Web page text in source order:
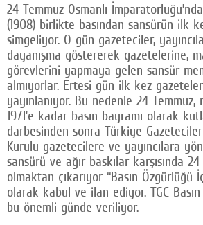
24 Temmuz Osmanlı
(1908) birlikte basından sansürün ilk
simgeliyor. O gün gazeteciler,
dayanışma göstererek gazetelerine,
görevlerini yapmaya gelen sansür
almıyorlar. Ertesi gün ilk kez
yayınlanıyor. Bu nedenle 24
1971’e kadar basın bayramı olarak
darbesinden sonra Türkiye
Kurulu gazetecilere ve yayıncılara
sansürü ve ağır baskılar karşısında
olmaktan çıkarıyor “Basın Özgürlüğü
olarak kabul ve ilan ediyor. TGC
bu önemli günde veriliyor.